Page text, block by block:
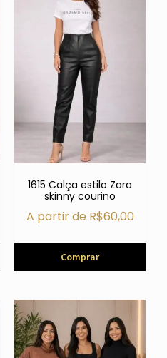
1615 Calça estilo Zara
skinny courino
A partir de R$60,00
Comprar